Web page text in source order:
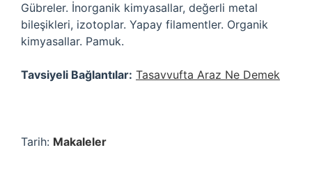
Gübreler. İnorganik kimyasallar, değerli metal
bileşikleri, izotoplar. Yapay filamentler. Organik
kimyasallar. Pamuk.
Tavsiyeli Bağlantılar: Tasavvufta Araz Ne Demek
Tarih: Makaleler